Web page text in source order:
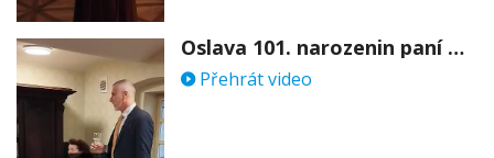
Oslava 101. narozenin paní Věry Skořepové
Přehrát video